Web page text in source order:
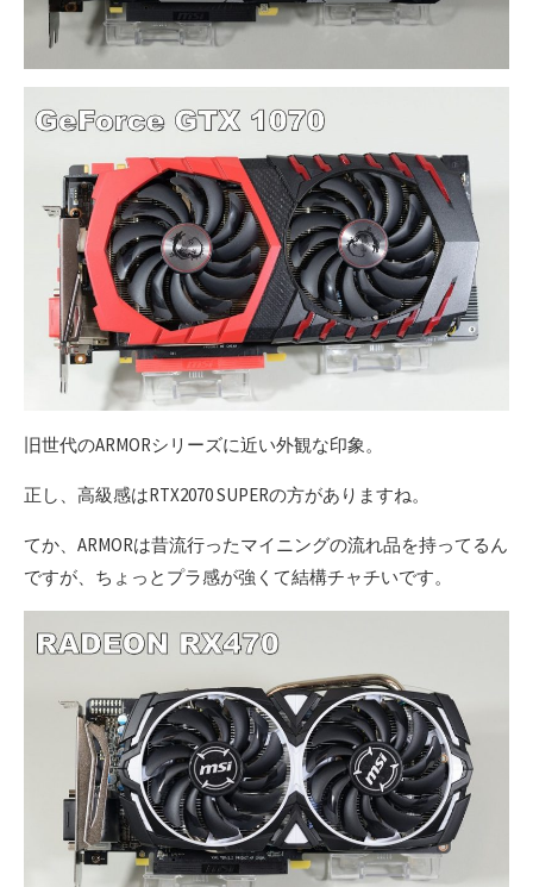
旧世代のARMORシリーズに近い外観な印象。
正し、高級感はRTX2070 SUPERの方がありますね。
てか、ARMORは昔流行ったマイニングの流れ品を持ってるん
ですが、ちょっとプラ感が強くて結構チャチいです。